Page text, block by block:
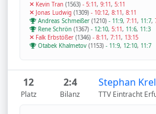
Kevin Tran (1563) - 5:11, 9:11, 5:11
Jonas Ludwig (1309) - 10:12, 8:11, 8:11
Andreas Schmeißer (1210) - 11:9, 7:11, 11:7,
Rene Schrön (1367) - 12:10, 5:11, 11:6, 11:3
Falk Erbstößer (1346) - 8:11, 7:11, 13:15
Otabek Khalmetov (1153) - 11:9, 12:10, 11:7
12
Platz
2:4
Bilanz
Stephan
TTV Eintracht